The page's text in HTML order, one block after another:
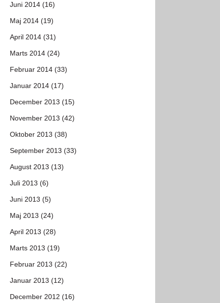
Juni 2014 (16)
Maj 2014 (19)
April 2014 (31)
Marts 2014 (24)
Februar 2014 (33)
Januar 2014 (17)
December 2013 (15)
November 2013 (42)
Oktober 2013 (38)
September 2013 (33)
August 2013 (13)
Juli 2013 (6)
Juni 2013 (5)
Maj 2013 (24)
April 2013 (28)
Marts 2013 (19)
Februar 2013 (22)
Januar 2013 (12)
December 2012 (16)